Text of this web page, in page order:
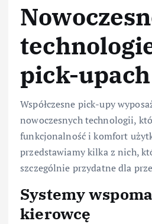
pick-upach
Współczesne pick-upy
nowoczesnych technologii,
funkcjonalność i komfort
przedstawiamy kilka z nich,
szczególnie przydatne dla
Systemy
kierowcę